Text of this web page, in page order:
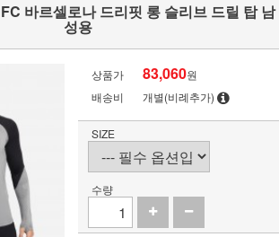
바르셀로나 드리핏 롱 슬리브 드릴 탑 남
성용
상품가 83,060원
배송비
개별(비례추가)
SIZE
수량